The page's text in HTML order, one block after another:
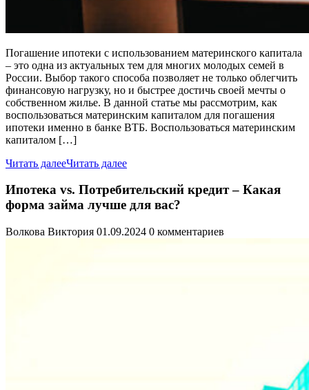
Погашение ипотеки с использованием материнского капитала
– это одна из актуальных тем для многих молодых семей в
России. Выбор такого способа позволяет не только облегчить
финансовую нагрузку, но и быстрее достичь своей мечты о
собственном жилье. В данной статье мы рассмотрим, как
воспользоваться материнским капиталом для погашения
ипотеки именно в банке ВТБ. Воспользоваться материнским
капиталом […]
Читать далееЧитать далее
Ипотека vs. Потребительский кредит – Какая
форма займа лучше для вас?
Волкова Виктория 01.09.2024 0 комментариев